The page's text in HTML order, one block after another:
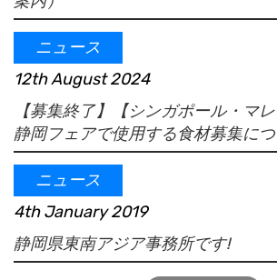
ニュース
12th August 2024
【募集終了】【シンガポール・マ
静岡フェアで使用する食材募集につ
ニュース
4th January 2019
静岡県東南アジア事務所です!